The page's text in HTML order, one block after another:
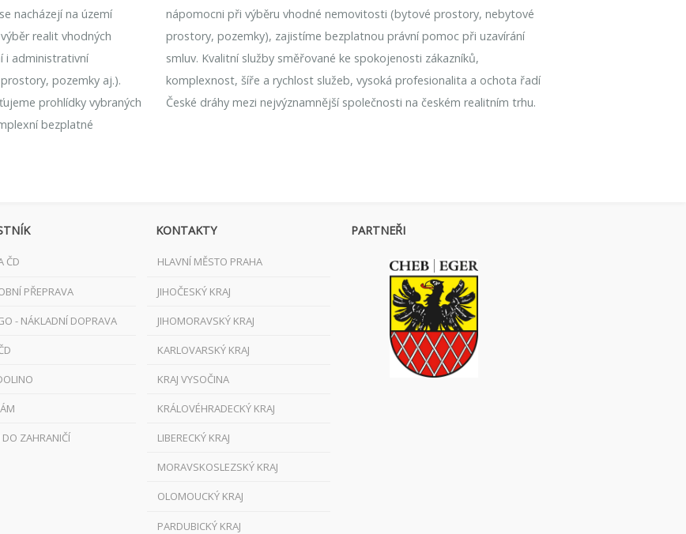
nacházejí na území
realit vhodných
i administrativní
pozemky aj.).
prohlídky vybraných
bezplatné
nápomocni při výběru vhodné nemovitosti (bytové prostory, nebytové
prostory, pozemky), zajistíme bezplatnou právní pomoc při uzavírání
smluv. Kvalitní služby směřované ke spokojenosti zákazníků,
komplexnost, šíře a rychlost služeb, vysoká profesionalita a ochota řadí
České dráhy mezi nejvýznamnější společnosti na českém realitním trhu.
ČD
PŘEPRAVA
- NÁKLADNÍ DOPRAVA
ZAHRANIČÍ
KONTAKTY
HLAVNÍ MĚSTO PRAHA
JIHOČESKÝ KRAJ
JIHOMORAVSKÝ KRAJ
KARLOVARSKÝ KRAJ
KRAJ VYSOČINA
KRÁLOVÉHRADECKÝ KRAJ
LIBERECKÝ KRAJ
MORAVSKOSLEZSKÝ KRAJ
OLOMOUCKÝ KRAJ
PARDUBICKÝ KRAJ
PARTNEŘI